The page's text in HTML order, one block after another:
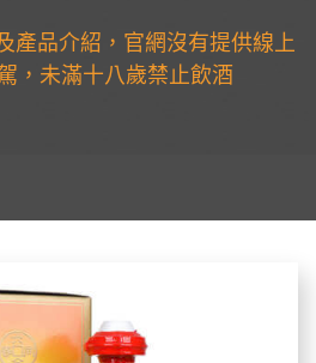
產品介紹，官網沒有提供線上
，未滿十八歲禁止飲酒